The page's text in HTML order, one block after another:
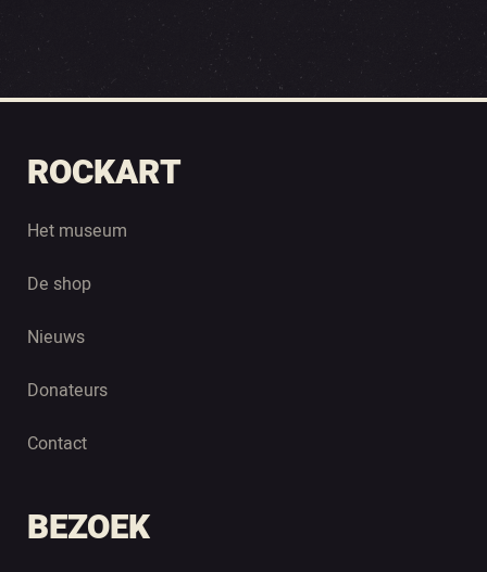
ROCKART
Het museum
De shop
Nieuws
Donateurs
Contact
BEZOEK